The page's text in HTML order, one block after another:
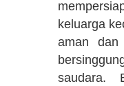
keluarga
aman dan
saudara.